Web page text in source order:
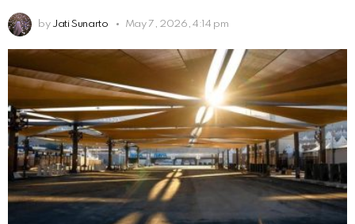
by Jati Sunarto May 7, 2026, 4:14 pm